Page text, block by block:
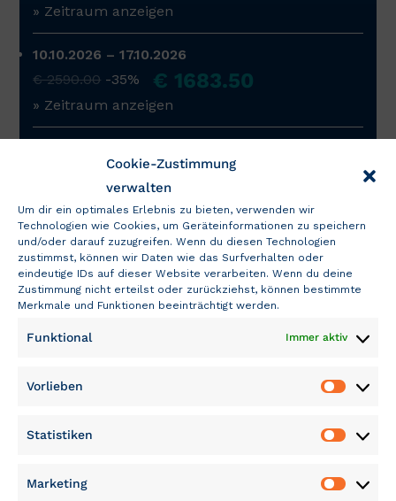
Cookie-Zustimmung
verwalten
Um dir ein optimales Erlebnis zu bieten, verwenden wir
Technologien wie Cookies, um Geräteinformationen zu speichern
und/oder darauf zuzugreifen. Wenn du diesen Technologien
zustimmst, können wir Daten wie das Surfverhalten oder
eindeutige IDs auf dieser Website verarbeiten. Wenn du deine
Zustimmung nicht erteilst oder zurückziehst, können bestimmte
Merkmale und Funktionen beeinträchtigt werden.
Funktional Immer aktiv
Vorlieben
Statistiken
Marketing
» Zeitraum anzeigen
10.10.2026 – 17.10.2026
€ 2590.00 -35% € 1683.50
» Zeitraum anzeigen
-35% € 1683.50
» Zeitraum anzeigen
Die richtigen Daten sind nicht dabei?
» Neue Suche starten
FOLLOW US